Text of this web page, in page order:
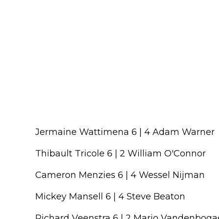
Jermaine Wattimena 6 | 4 Adam Warner
Thibault Tricole 6 | 2 William O'Connor
Cameron Menzies 6 | 4 Wessel Nijman
Mickey Mansell 6 | 4 Steve Beaton